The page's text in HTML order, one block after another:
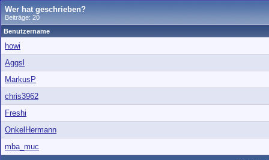
Wer hat geschrieben?
Beiträge: 20
Benutzername
howi
Aggsl
MarkusP
chris3962
Freshi
OnkelHermann
mba_muc